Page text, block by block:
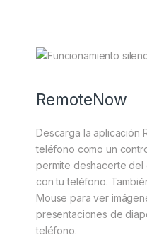
RemoteNow
Descarga la aplicación
teléfono como un
permite deshacerte
con tu teléfono.
Mouse para ver
presentaciones de
teléfono.